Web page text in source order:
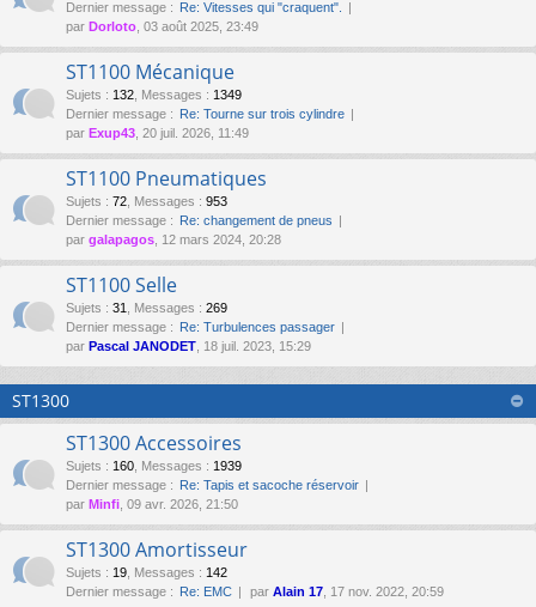
Dernier message : Re: Vitesses qui "craquent".
par Dorloto , 03 août 2025, 23:49
ST1100 Mécanique
Sujets : 132 Messages : 1349
Dernier message : Re: Tourne sur trois cylindre
par Exup43 , 20 juil. 2026, 11:49
ST1100 Pneumatiques
Sujets : 72 Messages : 953
Dernier message : Re: changement de pneus
par galapagos , 12 mars 2024, 20:28
ST1100 Selle
Sujets : 31 Messages : 269
Dernier message : Re: Turbulences passager
par Pascal JANODET , 18 juil. 2023, 15:29
ST1300
ST1300 Accessoires
Sujets : 160 Messages : 1939
Dernier message : Re: Tapis et sacoche réservoir
par Minfi , 09 avr. 2026, 21:50
ST1300 Amortisseur
Sujets : 19 Messages : 142
Dernier message : Re: EMC par Alain 17 , 17 nov. 2022, 20:59